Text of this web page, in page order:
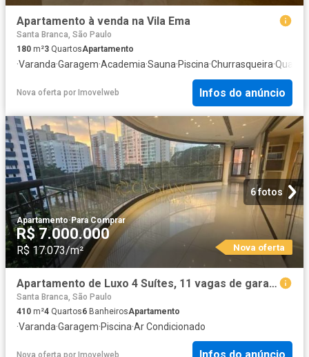
Apartamento à venda na Vila Ema
Santa Branca, São Paulo
180 m²3 QuartosApartamento
·Varanda·Garagem·Academia·Sauna·Piscina·Churrasqueira·
Nova oferta por Imovelweb Infos do anúncio
6 fotos
Apartamento· Para Comprar
R$ 7.000.000
R$ 17.073/m² Nova oferta
Apartamento de Luxo 4 Suítes, 11 vagas de garagem, Jardim Aquárius
Santa Branca, São Paulo
410 m²4 Quartos6 BanheirosApartamento
·Varanda·Garagem·Piscina·Ar Condicionado
Nova oferta por Imovelweb